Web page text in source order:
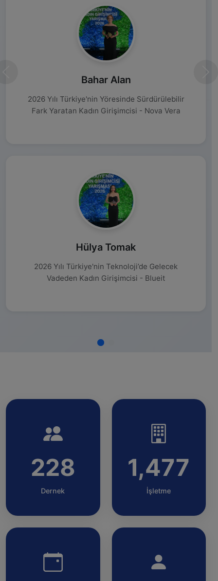
Bahar Alan
2026 Yılı Türkiye'nin Yöresinde Sürdürülebilir
Fark Yaratan Kadın Girişimcisi - Nova Vera
Hülya Tomak
2026 Yılı Türkiye'nin Teknoloji’de Gelecek
Vadeden Kadın Girişimcisi - Blueit
228
Dernek
1,477
İşletme